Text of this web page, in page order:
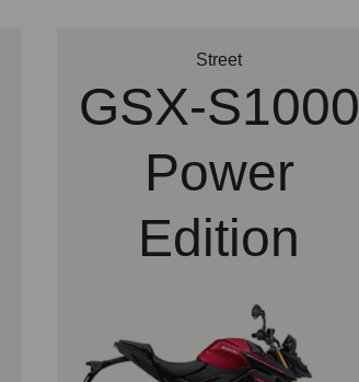
Street
GSX-S1000
Power
Edition